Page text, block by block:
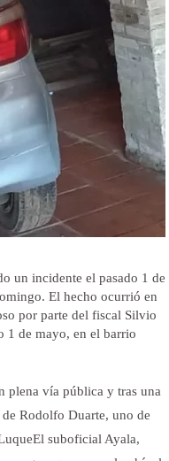
un incidente el pasado 1 de
El hecho ocurrió en
por parte del fiscal Silvio
1 de mayo, en el barrio
plena vía pública y tras una
Rodolfo Duarte, uno de
El suboficial Ayala,